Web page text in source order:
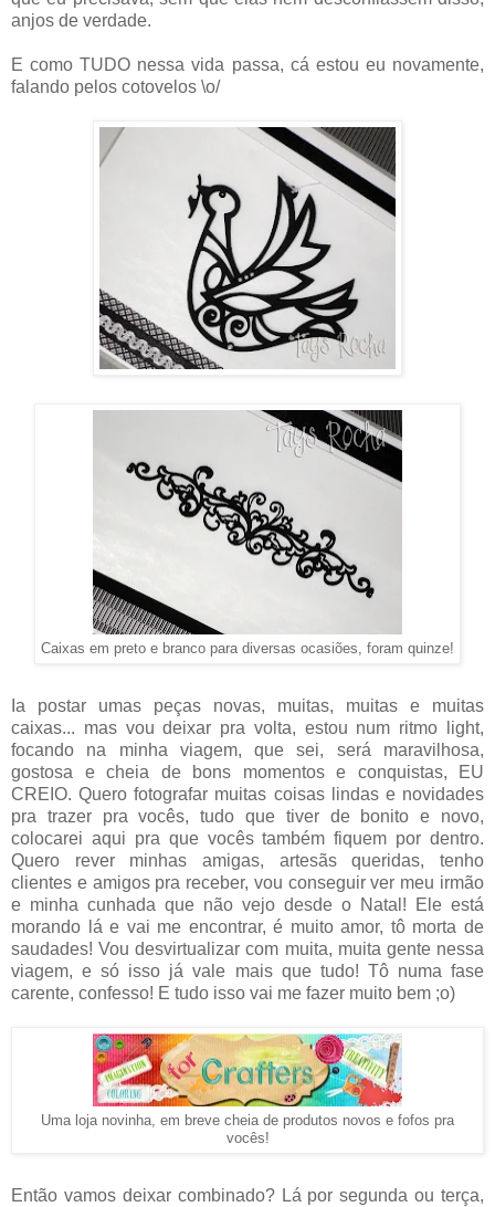
anjos de verdade.
E como TUDO nessa vida passa, cá estou eu novamente,
falando pelos cotovelos \o/
Caixas em preto e branco para diversas ocasiões, foram quinze!
Ia postar umas peças novas, muitas, muitas e muitas
caixas... mas vou deixar pra volta, estou num ritmo light,
focando na minha viagem, que sei, será maravilhosa,
gostosa e cheia de bons momentos e conquistas, EU
CREIO. Quero fotografar muitas coisas lindas e novidades
pra trazer pra vocês, tudo que tiver de bonito e novo,
colocarei aqui pra que vocês também fiquem por dentro.
Quero rever minhas amigas, artesãs queridas, tenho
clientes e amigos pra receber, vou conseguir ver meu irmão
e minha cunhada que não vejo desde o Natal! Ele está
morando lá e vai me encontrar, é muito amor, tô morta de
saudades! Vou desvirtualizar com muita, muita gente nessa
viagem, e só isso já vale mais que tudo! Tô numa fase
carente, confesso! E tudo isso vai me fazer muito bem ;o)
Uma loja novinha, em breve cheia de produtos novos e fofos pra
vocês!
Então vamos deixar combinado? Lá por segunda ou terça,